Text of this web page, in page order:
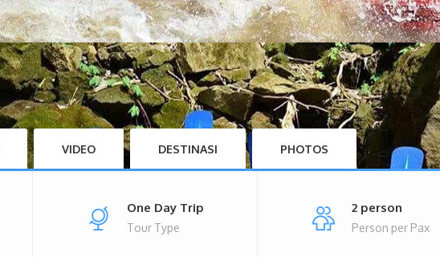
VIDEO DESTINASI PHOTOS
One Day Trip
Tour Type
2 person
Person per Pax